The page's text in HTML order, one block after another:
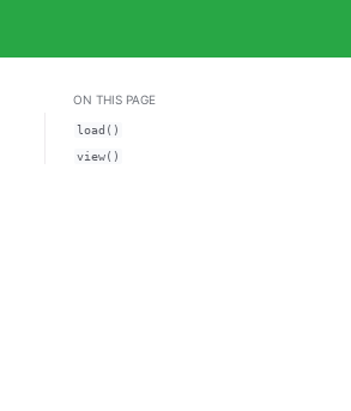
ON THIS PAGE
load()
view()